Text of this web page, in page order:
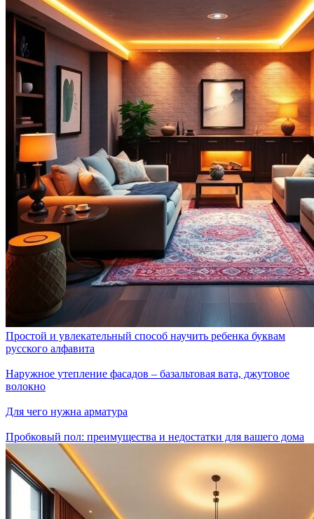
Простой и увлекательный способ научить ребенка буквам
русского алфавита
Наружное утепление фасадов – базальтовая вата, джутовое
волокно
Для чего нужна арматура
Пробковый пол: преимущества и недостатки для вашего дома